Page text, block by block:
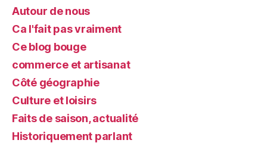
Autour de nous
Ca l'fait pas vraiment
Ce blog bouge
commerce et artisanat
Côté géographie
Culture et loisirs
Faits de saison, actualité
Historiquement parlant